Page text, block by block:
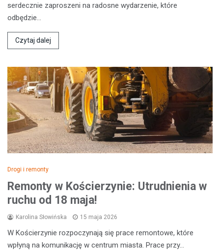
serdecznie zaproszeni na radosne wydarzenie, które
odbędzie…
Czytaj dalej
Drogi i remonty
Remonty w Kościerzynie: Utrudnienia w
ruchu od 18 maja!
Karolina Słowińska 15 maja 2026
W Kościerzynie rozpoczynają się prace remontowe, które
wpłyną na komunikację w centrum miasta. Prace przy…